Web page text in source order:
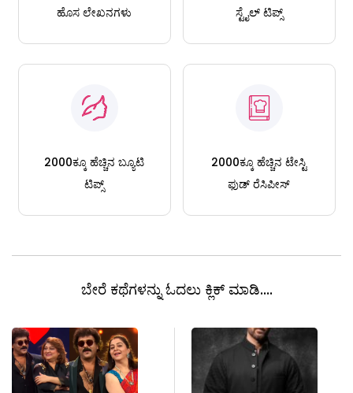
ಹೊಸ ಲೇಖನಗಳು
ಸ್ಟೈಲ್ ಟಿಪ್ಸ್
2000ಕ್ಕೂ ಹೆಚ್ಚಿನ ಬ್ಯೂಟಿ
ಟಿಪ್ಸ್
2000ಕ್ಕೂ ಹೆಚ್ಚಿನ ಟೇಸ್ಟಿ
ಫುಡ್ ರೆಸಿಪೀಸ್
ಬೇರೆ ಕಥೆಗಳನ್ನು ಓದಲು ಕ್ಲಿಕ್ ಮಾಡಿ....